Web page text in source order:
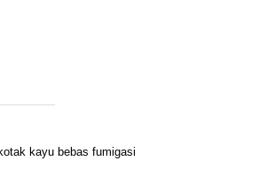
kayu bebas fumigasi